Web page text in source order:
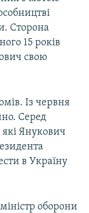
Сторона
15 років
свою
Із червня
Серед
Янукович
в Україну
оборони